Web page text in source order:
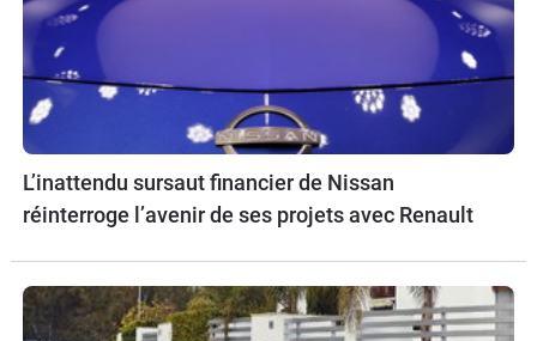
L’inattendu sursaut financier de Nissan
réinterroge l’avenir de ses projets avec Renault